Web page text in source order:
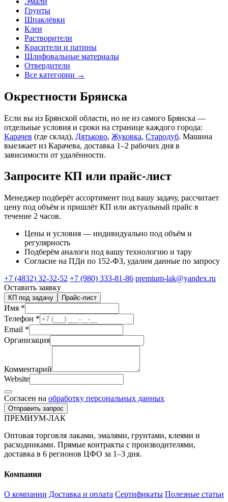
Грунты
Шпаклёвки
Клеи
Растворители
Красители и патины
Шлифовальные материалы
Отвердители
Все категории →
Окрестности Брянска
Если вы из Брянской области, но не из самого Брянска —
отдельные условия и сроки на странице каждого города:
Карачев (где склад), Дятьково, Жуковка, Стародуб. Машина
выезжает из Карачева, доставка 1–2 рабочих дня в
зависимости от удалённости.
Запросите КП или прайс-лист
Менеджер подберёт ассортимент под вашу задачу, рассчитает
цену под объём и пришлёт КП или актуальный прайс в
течение 2 часов.
Цены и условия — индивидуально под объём и
регулярность
Подберём аналоги под вашу технологию и тару
Согласие на ПДн по 152-ФЗ, удалим данные по запросу
+7 (4832) 32-32-52 +7 (980) 333-81-86 premium-lak@yandex.ru
Оставить заявку
КП под задачу Прайс-лист
Имя *
Телефон *
Email *
Организация
Комментарий
Website
Согласен на обработку персональных данных
Отправить запрос
ПРЕМИУМ-ЛАК
Оптовая торговля лаками, эмалями, грунтами, клеями и
расходниками. Прямые контракты с производителями,
доставка в 6 регионов ЦФО за 1–3 дня.
Компания
О компании Доставка и оплата Сертификаты Полезные статьи